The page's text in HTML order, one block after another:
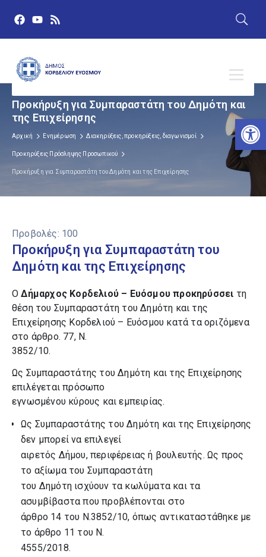
Προκήρυξη για Συμπαραστάτη του Δημότη και
της Επιχείρησης
Αρχική Ενημέρωση Διακηρύξεις, προκηρύξεις, διαγωνισμοί
Προκηρύξεις Πρόσληψης Προσωπικού
Προκήρυξη για Συμπαραστάτη του Δημότη και της Επιχείρησης
Προβολές: 100
Προκήρυξη για Συμπαραστάτη του
Δημότη και της Επιχείρησης
ΟΔήμαρχος Κορδελιού – Ευόσμου προκηρύσσει τη
θέση του Συμπαραστάτη του Δημότη και της
Επιχείρησης Κορδελιού – Ευόσμου κατά τα οριζόμενα
στο άρθρο. 77, Ν.
3852/10.
Ως Συμπαραστάτης του Δημότη και της Επιχείρησης
επιλέγεται πρόσωπο
εγνωσμένου κύρους και εμπειρίας.
Ως Συμπαραστάτης του Δημότη και της Επιχείρησης
δεν μπορεί να επιλεγεί
αιρετός Δήμου, περιφέρειας ή βουλευτής. Ως προς
το αξίωμα του Συμπαραστάτη
του Δημότη ισχύουν τα κωλύματα και τα
ασυμβίβαστα που προβλέπονται στο
άρθρο 14 του Ν.3852/10, όπως αντικαταστάθηκε με
το άρθρο 11 του Ν.
4555/2018.